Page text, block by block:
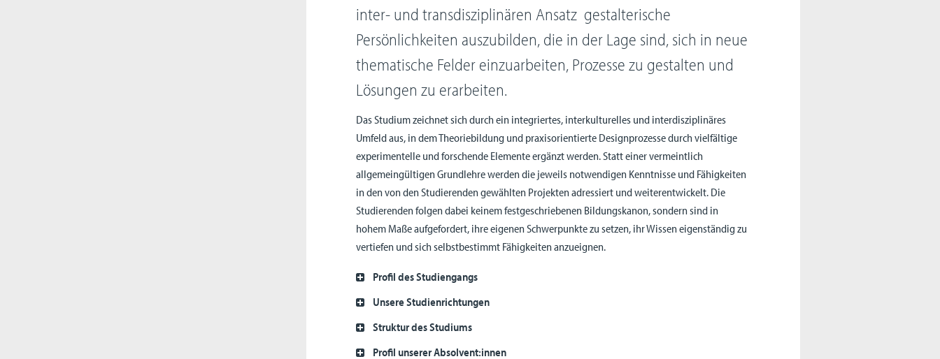
inter- und transdisziplinären Ansatz gestalterische
Persönlichkeiten auszubilden, die in der Lage sind, sich in neue
thematische Felder einzuarbeiten, Prozesse zu gestalten und
Lösungen zu erarbeiten.
Das Studium zeichnet sich durch ein integriertes, interkulturelles und interdisziplinäres
Umfeld aus, in dem Theoriebildung und praxisorientierte Designprozesse durch vielfältige
experimentelle und forschende Elemente ergänzt werden. Statt einer vermeintlich
allgemeingültigen Grundlehre werden die jeweils notwendigen Kenntnisse und Fähigkeiten
in den von den Studierenden gewählten Projekten adressiert und weiterentwickelt. Die
Studierenden folgen dabei keinem festgeschriebenen Bildungskanon, sondern sind in
hohem Maße aufgefordert, ihre eigenen Schwerpunkte zu setzen, ihr Wissen eigenständig zu
vertiefen und sich selbstbestimmt Fähigkeiten anzueignen.
Profil des Studiengangs
Unsere Studienrichtungen
Struktur des Studiums
Profil unserer Absolvent:innen